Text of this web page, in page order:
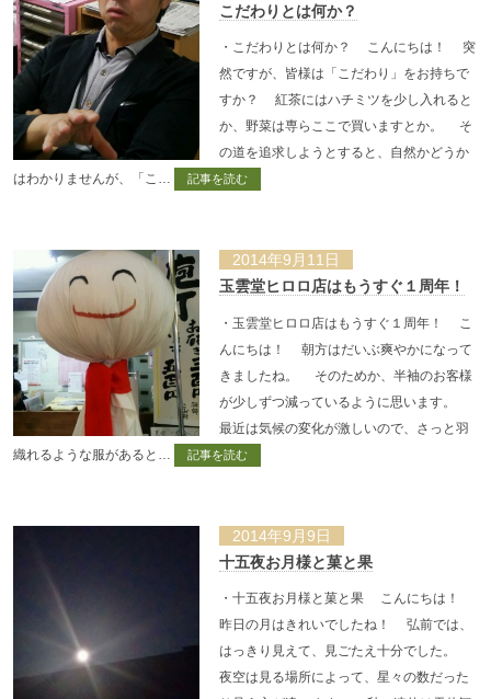
こだわりとは何か？
・こだわりとは何か？ こんにちは！ 突
然ですが、皆様は「こだわり」をお持ちで
すか？ 紅茶にはハチミツを少し入れると
か、野菜は専らここで買いますとか。 そ
の道を追求しようとすると、自然かどうか
はわかりませんが、「こ…
記事を読む
2014年9月11日
玉雲堂ヒロロ店はもうすぐ１周年！
・玉雲堂ヒロロ店はもうすぐ１周年！ こ
んにちは！ 朝方はだいぶ爽やかになって
きましたね。 そのためか、半袖のお客様
が少しずつ減っているように思います。
最近は気候の変化が激しいので、さっと羽
織れるような服があると…
記事を読む
2014年9月9日
十五夜お月様と菓と果
・十五夜お月様と菓と果 こんにちは！
昨日の月はきれいでしたね！ 弘前では、
はっきり見えて、見ごたえ十分でした。
夜空は見る場所によって、星々の数だった